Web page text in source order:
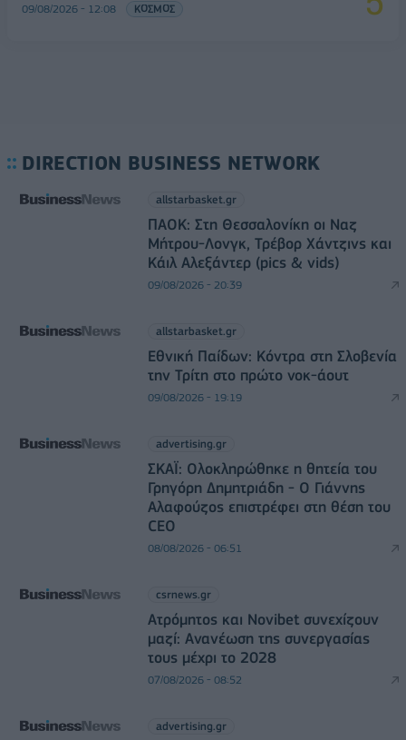
09/08/2026 - 12:08 ΚΟΣΜΟΣ
DIRECTION BUSINESS NETWORK
allstarbasket.gr
ΠΑΟΚ: Στη Θεσσαλονίκη οι Ναζ
Μήτρου-Λονγκ, Τρέβορ Χάντζινς και
Κάιλ Αλεξάντερ (pics & vids)
09/08/2026 - 20:39
allstarbasket.gr
Εθνική Παίδων: Κόντρα στη Σλοβενία
την Τρίτη στο πρώτο νοκ-άουτ
09/08/2026 - 19:19
advertising.gr
ΣΚΑΪ: Ολοκληρώθηκε η θητεία του
Γρηγόρη Δημητριάδη - Ο Γιάννης
Αλαφούζος επιστρέφει στη θέση του
CEO
08/08/2026 - 06:51
csrnews.gr
Ατρόμητος και Novibet συνεχίζουν
μαζί: Ανανέωση της συνεργασίας
τους μέχρι το 2028
07/08/2026 - 08:52
advertising.gr